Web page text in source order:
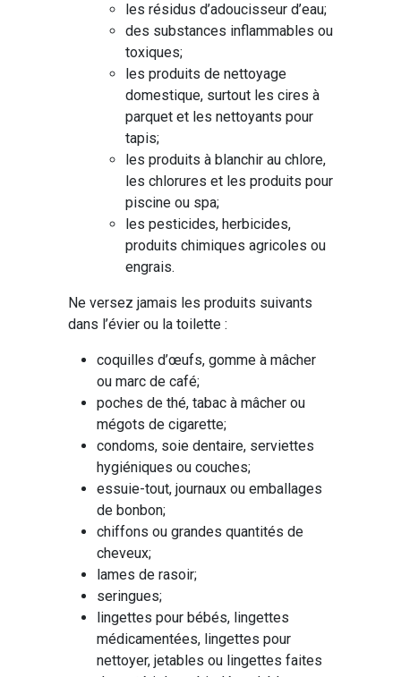
les résidus d’adoucisseur d’eau;
des substances inflammables ou
toxiques;
les produits de nettoyage
domestique, surtout les cires à
parquet et les nettoyants pour
tapis;
les produits à blanchir au chlore,
les chlorures et les produits pour
piscine ou spa;
les pesticides, herbicides,
produits chimiques agricoles ou
engrais.
Ne versez jamais les produits suivants
dans l’évier ou la toilette :
coquilles d’œufs, gomme à mâcher
ou marc de café;
poches de thé, tabac à mâcher ou
mégots de cigarette;
condoms, soie dentaire, serviettes
hygiéniques ou couches;
essuie-tout, journaux ou emballages
de bonbon;
chiffons ou grandes quantités de
cheveux;
lames de rasoir;
seringues;
lingettes pour bébés, lingettes
médicamentées, lingettes pour
nettoyer, jetables ou lingettes faites